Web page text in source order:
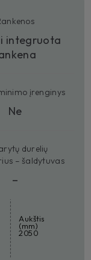
integruota
įrenginys
Ne
durelių
– šaldytuvas
–
Aukštis
(mm)
2050